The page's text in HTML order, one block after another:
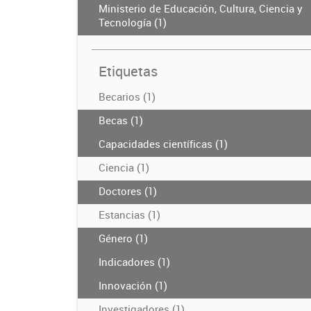
Ministerio de Educación, Cultura, Ciencia y
Tecnología (1)
Etiquetas
Becarios (1)
Becas (1)
Capacidades científicas (1)
Ciencia (1)
Doctores (1)
Estancias (1)
Género (1)
Indicadores (1)
Innovación (1)